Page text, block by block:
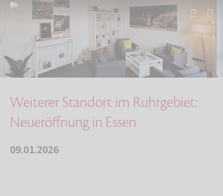
Über uns
Weiterer Standort im Ruhrgebiet: Neueröffnung…
Weiterer Standort im Ruhrgebiet:
Neueröffnung in Essen
09.01.2026